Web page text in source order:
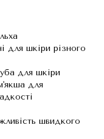
для шкіри різного
для шкіри
для
швидкого